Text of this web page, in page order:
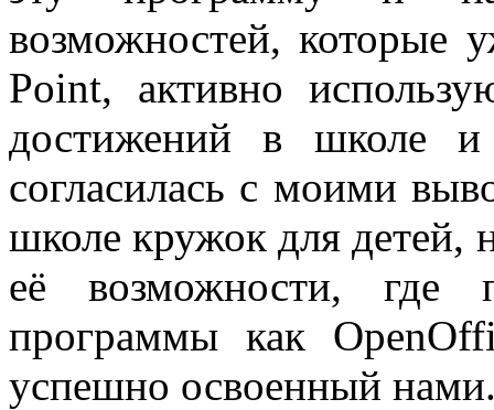
возможностей, которые
Point, активно
достижений в школе и
согласилась с моими
школе кружок для
её возможности, где
программы как
успешно освоенный